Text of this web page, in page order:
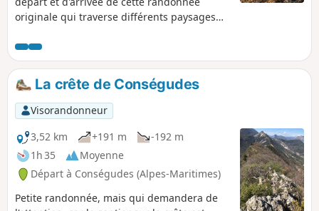
originale qui traverse différents paysages
accroché au flanc de la montagne. La partie
aller, très ombragée, se fait d'abord dans
des bois puis dans une forêt mais les
amateurs de panoramas et d'horizons ne
seront pas déçus sur la portion du retour
depuis le balcon que constitue le Canal de
Végay.
La crête de Conségudes
Visorandonneur
3,52 km
+191 m
-192 m
1h 35
Moyenne
Départ à Conségudes (Alpes-Maritimes)
Petite randonnée, mais qui demandera de